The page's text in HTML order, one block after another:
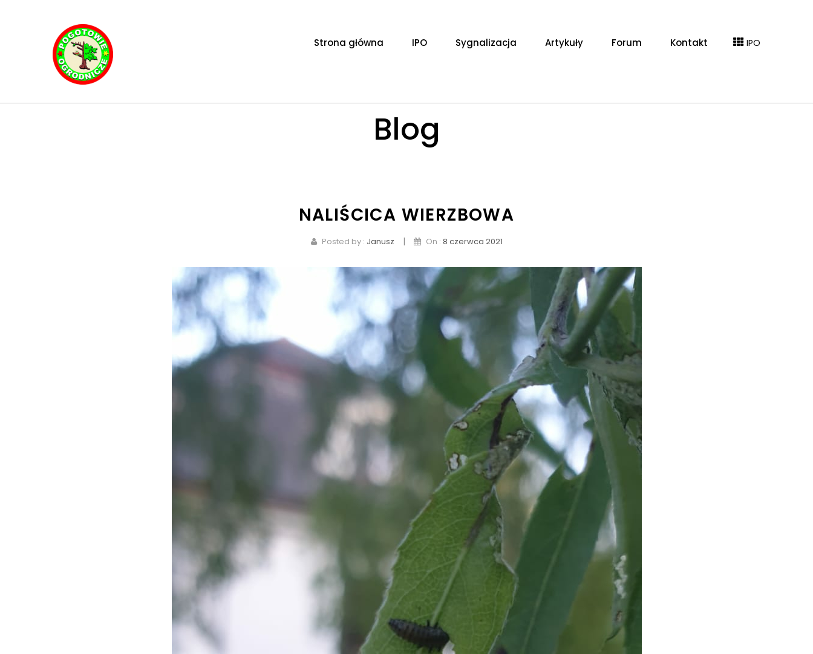
Strona główna IPO Sygnalizacja Artykuły Forum Kontakt IPO
Blog
NALIŚCICA WIERZBOWA
Posted by : Janusz | On : 8 czerwca 2021